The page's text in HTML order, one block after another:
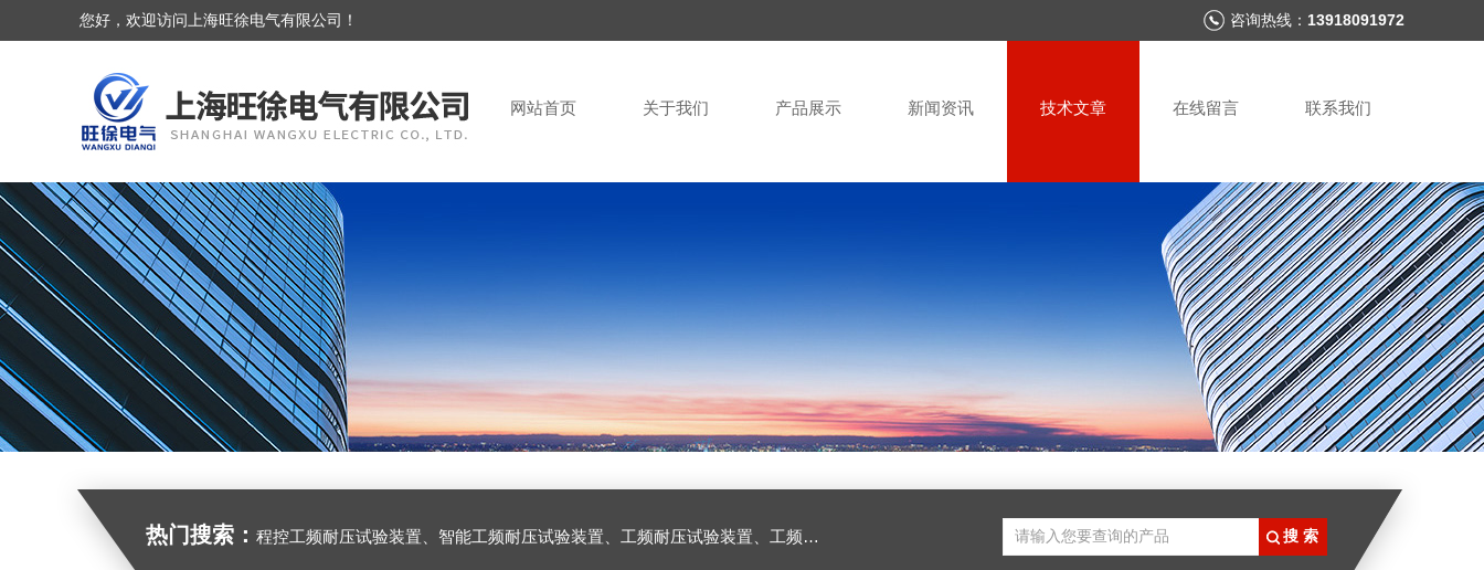
您好，欢迎访问上海旺徐电气有限公司！ 咨询热线： 13918091972
网站首页 关于我们 产品展示 新闻资讯 技术文章 在线留言 联系我们
热门搜索： 程控工频耐压试验装置、智能工频耐压试验装置、工频耐压试验装置、工频耐压试验仪、工频耐压试验台、高压耐压试验装置、交流耐压试验装置 、交直流耐压试验装置 、交直流工频耐压试验装置、耐压试验台